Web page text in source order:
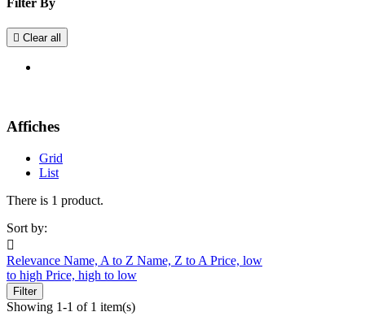
Filter By
 Clear all
Affiches
Grid
List
There is 1 product.
Sort by:

Relevance Name, A to Z Name, Z to A Price, low
to high Price, high to low
Filter
Showing 1-1 of 1 item(s)